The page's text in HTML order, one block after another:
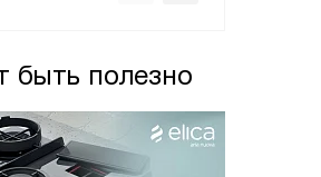
быть полезно